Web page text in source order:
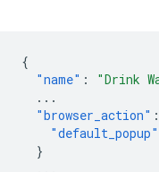
{
"name" : "Drink
...
"browser_action" :
"default_popup"
}